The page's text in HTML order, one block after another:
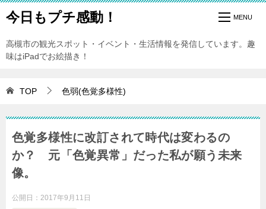
今日もプチ感動！
高槻市の観光スポット・イベント・生活情報を発信しています。趣
味はiPadでお絵描き！
TOP 色弱(色覚多様性)
色覚多様性に改訂されて時代は変わるの
か？ 元「色覚異常」だった私が願う未来
像。
公開日： 2017年9月11日